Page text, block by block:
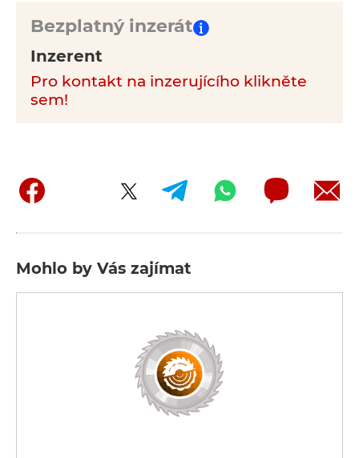
Bezplatný inzerát
Inzerent
Pro kontakt na inzerujícího klikněte
sem!
Mohlo by Vás zajímat